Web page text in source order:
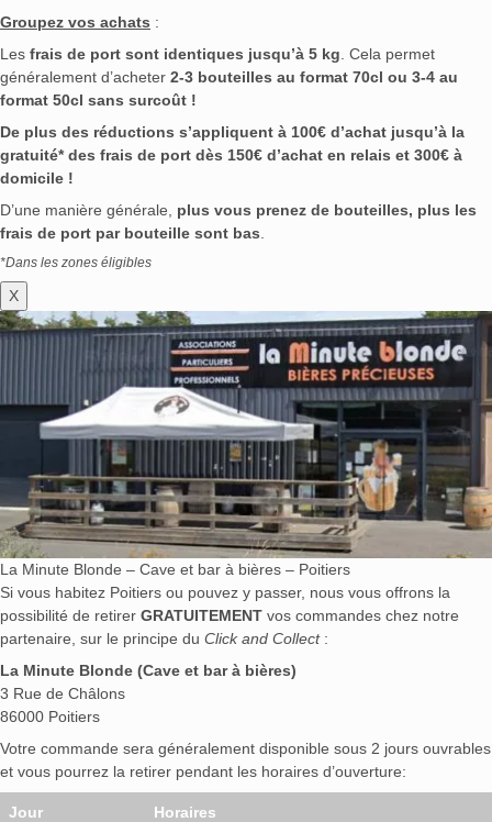
Groupez vos achats :
Les frais de port sont identiques jusqu’à 5 kg . Cela permet
généralement d’acheter 2-3 bouteilles au format 70cl ou 3-4 au
format 50cl sans surcoût !
De plus des réductions s’appliquent à 100€ d’achat jusqu’à la
gratuité* des frais de port dès 150€ d’achat en relais et 300€ à
domicile !
D’une manière générale, plus vous prenez de bouteilles, plus les
frais de port par bouteille sont bas
*Dans les zones éligibles
X
La Minute Blonde – Cave et bar à bières – Poitiers
Si vous habitez Poitiers ou pouvez y passer, nous vous offrons la
possibilité de retirer GRATUITEMENT vos commandes chez notre
partenaire, sur le principe du Click and Collect:
La Minute Blonde (Cave et bar à bières)
3 Rue de Châlons
86000 Poitiers
Votre commande sera généralement disponible sous 2 jours ouvrables
et vous pourrez la retirer pendant les horaires d’ouverture:
Jour Horaires